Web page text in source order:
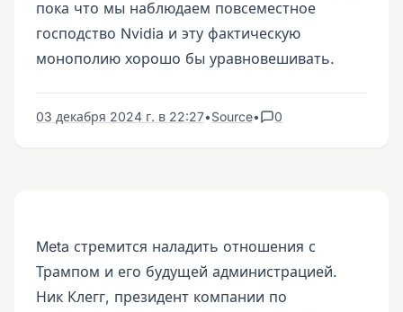
пока что мы наблюдаем повсеместное
господство Nvidia и эту фактическую
монополию хорошо бы уравновешивать.
03 декабря 2024 г. в 22:27•Source• 0
Meta стремится наладить отношения с
Трампом и его будущей администрацией.
Ник Клегг, президент компании по